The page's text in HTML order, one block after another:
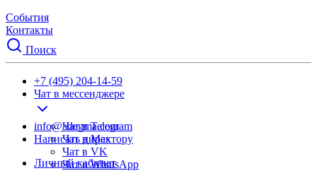
События
Контакты
Поиск
+7 (495) 204-14-59
Чат в мессенджере
Чат в Telegram
Чат в Max
Чат в VK
Чат в WhatsApp
info@adegma.com
Написать директору
Личный кабинет